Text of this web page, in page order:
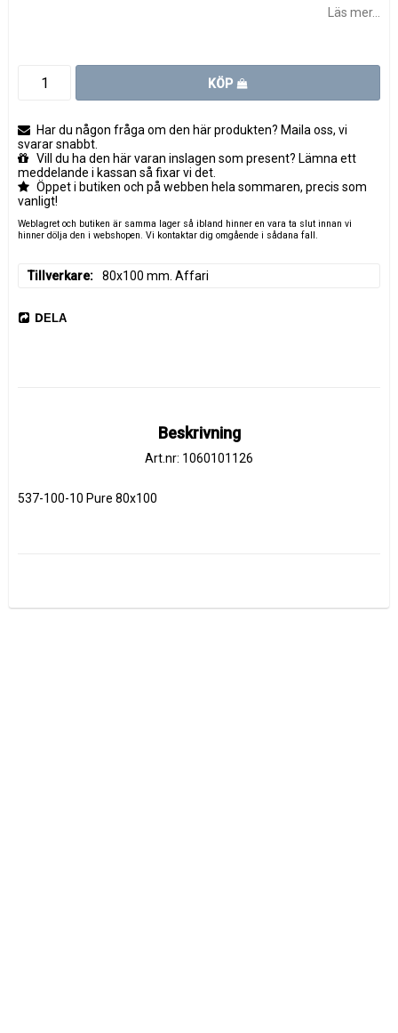
Läs mer...
KÖP
Har du någon fråga om den här produkten? Maila oss, vi
svarar snabbt.
Vill du ha den här varan inslagen som present? Lämna ett
meddelande i kassan så fixar vi det.
Öppet i butiken och på webben hela sommaren, precis som
vanligt!
Weblagret och butiken är samma lager så ibland hinner en vara ta slut innan vi
hinner dölja den i webshopen. Vi kontaktar dig omgående i sådana fall.
Tillverkare 80x100 mm. Affari
DELA
Beskrivning
Art.nr: 1060101126
537-100-10 Pure 80x100